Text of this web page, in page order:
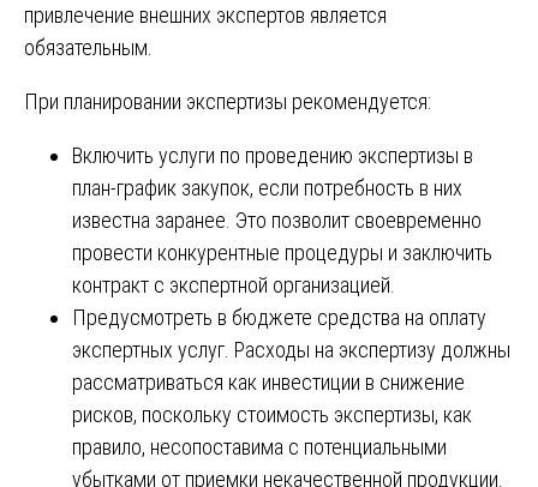
привлечение внешних экспертов является
обязательным.
При планировании экспертизы рекомендуется:
Включить услуги по проведению экспертизы в
план-график закупок, если потребность в них
известна заранее. Это позволит своевременно
провести конкурентные процедуры и заключить
контракт с экспертной организацией.
Предусмотреть в бюджете средства на оплату
экспертных услуг. Расходы на экспертизу должны
рассматриваться как инвестиции в снижение
рисков, поскольку стоимость экспертизы, как
правило, несопоставима с потенциальными
убытками от приемки некачественной продукции.